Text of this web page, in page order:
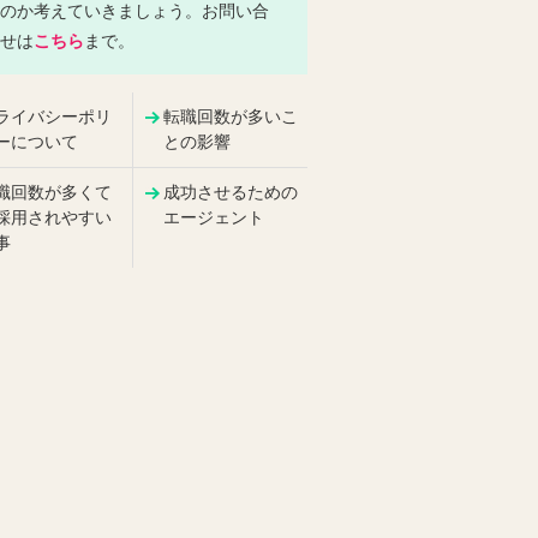
か考えていきましょう。お問い合
はこちら まで。
イバシーポリ
について
転職回数が多いこ
との影響
回数が多くて
用されやすい
成功させるための
エージェント